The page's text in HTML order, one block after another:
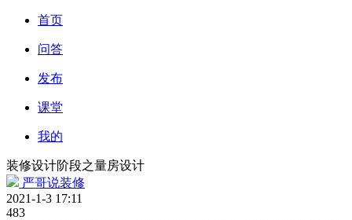
首页
问答
发布
课堂
我的
装修设计阶段之量房设计
严哥说装修
2021-1-3 17:11
483